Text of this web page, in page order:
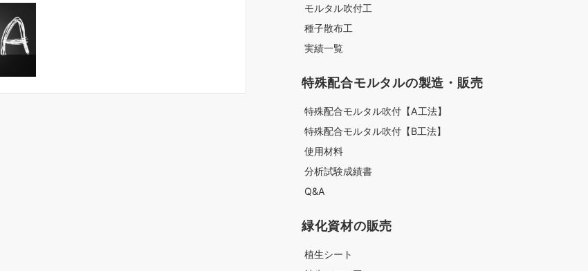
モルタル吹付工
種子散布工
実績一覧
特殊配合モルタルの製造・販売
特殊配合モルタル吹付【A工法】
特殊配合モルタル吹付【B工法】
使用材料
分析試験成績書
Q&A
緑化資材の販売
植生シート